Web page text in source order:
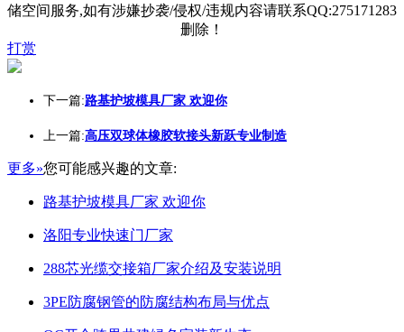
储空间服务,如有涉嫌抄袭/侵权/违规内容请联系QQ:275171283
删除！
打赏
下一篇:路基护坡模具厂家 欢迎你
上一篇:高压双球体橡胶软接头新跃专业制造
更多»您可能感兴趣的文章:
路基护坡模具厂家 欢迎你
洛阳专业快速门厂家
288芯光缆交接箱厂家介绍及安装说明
3PE防腐钢管的防腐结构布局与优点